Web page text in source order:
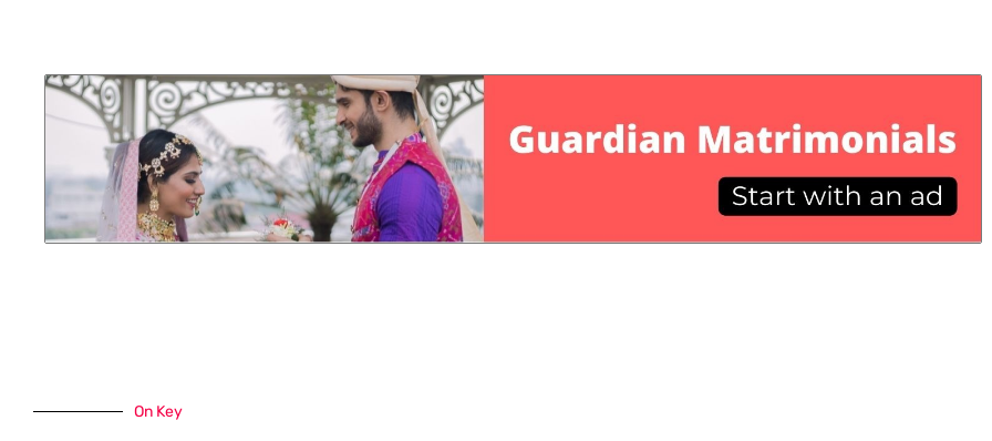
On Key